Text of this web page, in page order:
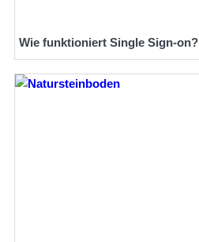
Wie funktioniert Single Sign-on?